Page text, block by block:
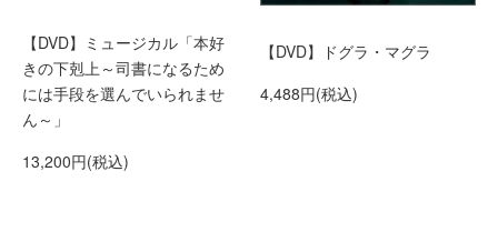
【DVD】ミュージカル「本好
きの下剋上～司書になるため
には手段を選んでいられませ
ん～」
13,200円(税込)
【DVD】ドグラ・マグラ
4,488円(税込)